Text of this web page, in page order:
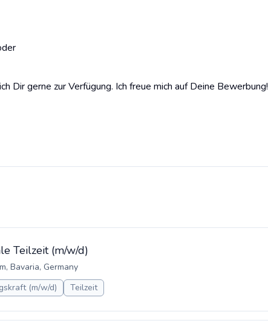
Dir gerne zur Verfügung. Ich freue mich auf Deine Bewerbung!
Teilzeit (m/w/d)
Bavaria, Germany
(m/w/d) Teilzeit